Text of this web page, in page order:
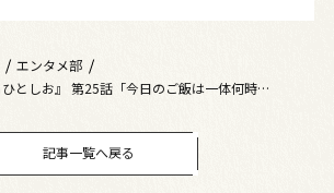
エンタメ部
のご飯は一体何時
記事一覧へ戻る